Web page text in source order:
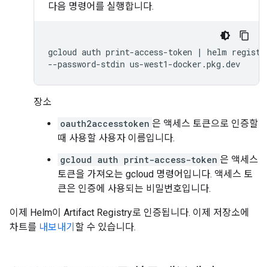
다음 명령어를 실행합니다.
gcloud auth print-access-token | helm
--password-stdin
장소
oauth2accesstoken 은 액세스 토큰으로 인증할
때 사용할 사용자 이름입니다.
gcloud auth print-access-token 은 액세스
토큰을 가져오는 gcloud 명령어입니다. 액세스 토
큰은 인증에 사용되는 비밀번호입니다.
이제 Helm이 Artifact Registry로 인증됩니다. 이제 저장소에
차트를 내보내기 할 수 있습니다.